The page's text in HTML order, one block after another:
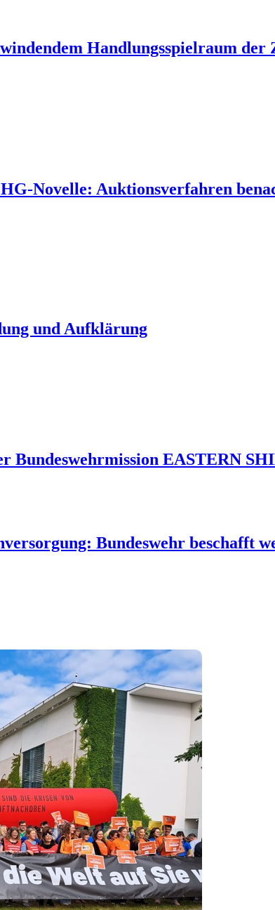
Handlungsspielraum der
Novelle: Auktionsverfahren
und Aufklärung
Bundeswehrmission EASTERN
Bundeswehr beschafft